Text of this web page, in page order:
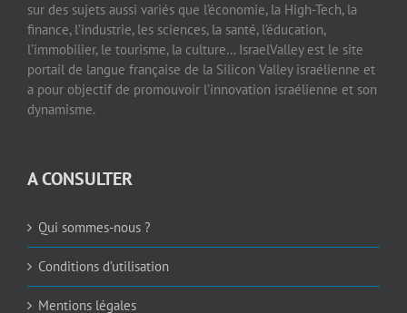
sur des sujets aussi variés que l’économie, la High-Tech, la
finance, l’industrie, les sciences, la santé, l’éducation,
l’immobilier, le tourisme, la culture… IsraelValley est le site
portail de langue française de la Silicon Valley israélienne et
a pour objectif de promouvoir l’innovation israélienne et son
dynamisme.
A CONSULTER
Qui sommes-nous ?
Conditions d’utilisation
Mentions légales